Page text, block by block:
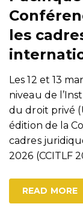
les
Les 12 et 13
niveau de
du droit privé
édition de la
cadres
2026 (CCITLF
READ MORE